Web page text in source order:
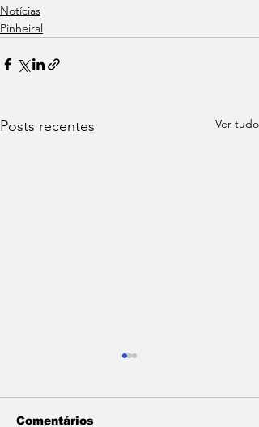
Notícias
Pinheiral
Posts recentes Ver tudo
Comentários